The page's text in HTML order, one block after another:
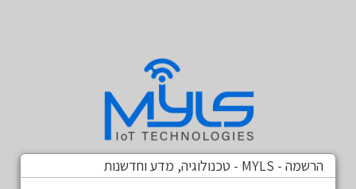
הרשמה - MYLS - טכנולוגיה, מדע וחדשנות